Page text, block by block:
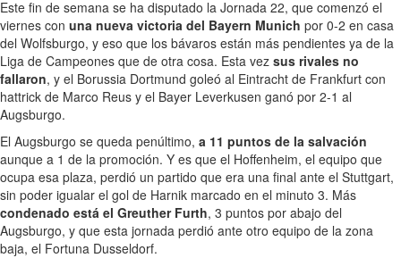
Este fin de semana se ha disputado la Jornada 22, que comenzó el
viernes con una nueva victoria del Bayern Munich por 0-2 en casa
del Wolfsburgo, y eso que los bávaros están más pendientes ya de la
Liga de Campeones que de otra cosa. Esta vez sus rivales no
fallaron, y el Borussia Dortmund goleó al Eintracht de Frankfurt con
hattrick de Marco Reus y el Bayer Leverkusen ganó por 2-1 al
Augsburgo.
El Augsburgo se queda penúltimo, a 11 puntos de la salvación
aunque a 1 de la promoción. Y es que el Hoffenheim, el equipo que
ocupa esa plaza, perdió un partido que era una final ante el Stuttgart,
sin poder igualar el gol de Harnik marcado en el minuto 3. Más
condenado está el Greuther Furth, 3 puntos por abajo del
Augsburgo, y que esta jornada perdió ante otro equipo de la zona
baja, el Fortuna Dusseldorf.